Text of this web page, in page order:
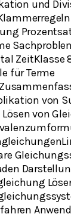
und
ZeitKlasse
für Terme
von
von